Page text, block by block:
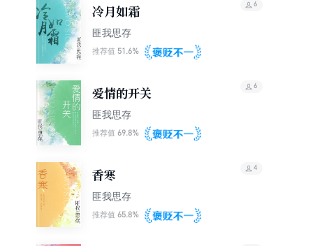
冷月如霜
匪我思存
推荐值 51.6%
6
爱情的开关
匪我思存
推荐值 69.8%
6
香寒
匪我思存
推荐值 65.8%
4